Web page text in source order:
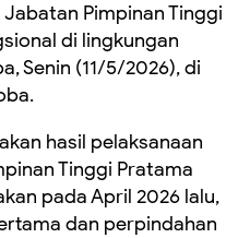
Pimpinan Tinggi
di lingkungan
Senin (11/5/2026), di
hasil pelaksanaan
Tinggi Pratama
pada April 2026 lalu,
dan perpindahan